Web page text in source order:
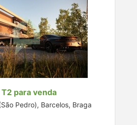
para venda
Pedro), Barcelos, Braga